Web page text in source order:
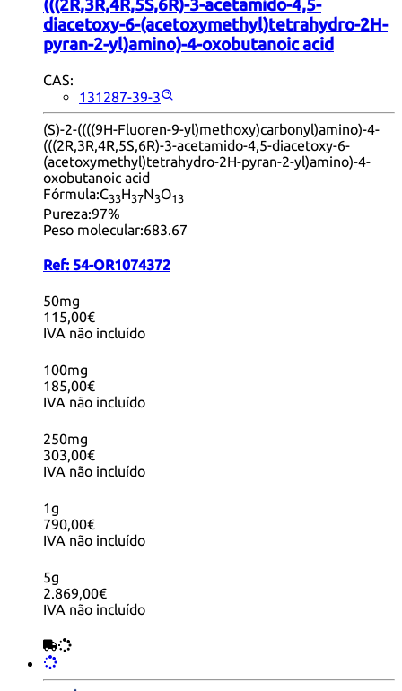
(((2R,3R,4R,5S,6R)-3-acetamido-4,5-
diacetoxy-6-(acetoxymethyl)tetrahydro-2H-
pyran-2-yl)amino)-4-oxobutanoic acid
CAS:
131287-39-3
(S)-2-((((9H-Fluoren-9-yl)methoxy)carbonyl)amino)-4-
(((2R,3R,4R,5S,6R)-3-acetamido-4,5-diacetoxy-6-
(acetoxymethyl)tetrahydro-2H-pyran-2-yl)amino)-4-
oxobutanoic acid
Fórmula:C33H37N3O13
Pureza:97%
Peso molecular:683.67
Ref: 54-OR1074372
50mg
115,00€
IVA não incluído
100mg
185,00€
IVA não incluído
250mg
303,00€
IVA não incluído
1g
790,00€
IVA não incluído
5g
2.869,00€
IVA não incluído